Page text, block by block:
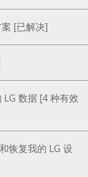
[已解决]
数据 [4 种有效
恢复我的 LG 设